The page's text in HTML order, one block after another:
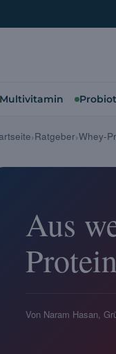
Multivitamin
Aus
Von Naram Hasan,
Ratgeber Whey-